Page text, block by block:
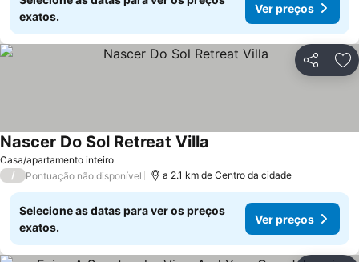
exatos.
Ver preços
Partilhar
Casa/apartamento inteiro
Nascer Do Sol Retreat Villa
/ Pontuação não disponível a 2.1 km de Centro da cidade
Selecione as datas para ver os preços
exatos.
Ver preços